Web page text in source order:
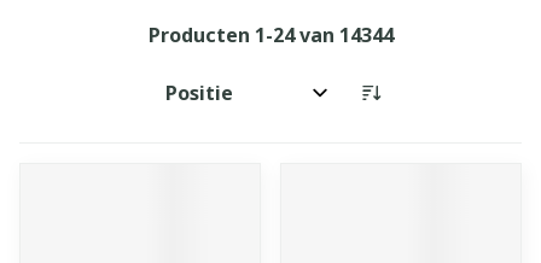
Producten 1-24van 14344
Sorteer op: